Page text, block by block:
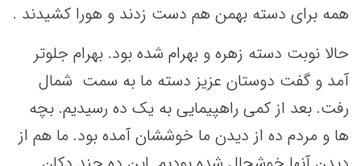
همه برای دسته بهمن هم دست زدند و هورا کشیدند .
حالا نوبت دسته زهره و بهرام شده بود. بهرام جلوتر
آمد و گفت دوستان عزیز دسته ما به سمت شمال
رفت. بعد از کمی راهپیمایی به یک ده رسیدیم. بچه
ها و مردم ده از دیدن ما خوششان آمده بود. ما هم از